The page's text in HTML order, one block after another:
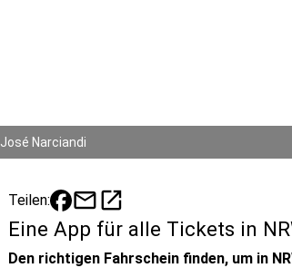
José Narciandi
Teilen: mailopen_in_new
Eine App für alle Tickets in
Den richtigen Fahrschein finden, um in